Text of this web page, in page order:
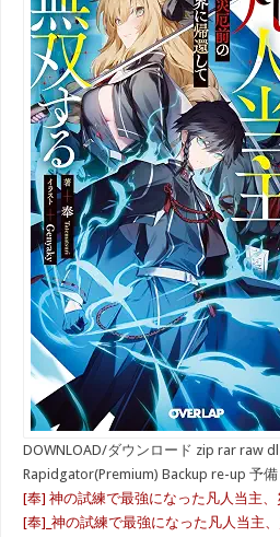
DOWNLOAD/ダウンロード zip rar raw
Rapidgator(Premium) Backup re-up 予備
[奉] 神の試練で最強になった凡人当主
[奉]_神の試練で最強になった凡人当主